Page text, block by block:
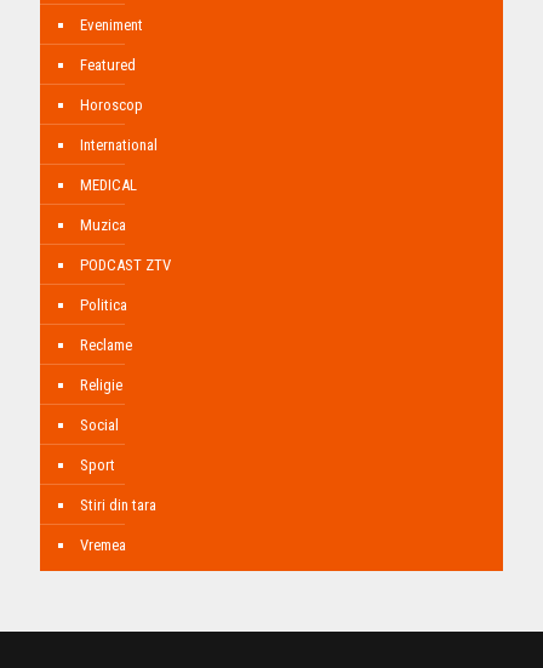
Eveniment
Featured
Horoscop
International
MEDICAL
Muzica
PODCAST ZTV
Politica
Reclame
Religie
Social
Sport
Stiri din tara
Vremea